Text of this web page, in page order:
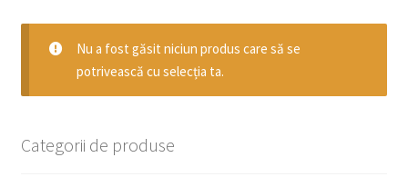
Casa și grădina
copil
Sere și solarii
Extinde
Nu a fost găsit niciun produs care să se
potrivească cu selecția ta.
Categorii de produse